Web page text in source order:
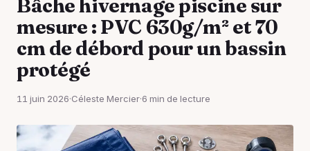
Bâche hivernage piscine sur
mesure : PVC 630g/m² et 70
cm de débord pour un bassin
protégé
11 juin 2026·Céleste Mercier·6 min de lecture